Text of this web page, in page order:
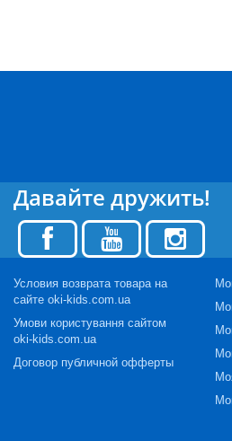
Давайте дружить!
Условия возврата товара на
сайте oki-kids.com.ua
Умови користування сайтом
oki-kids.com.ua
Договор публичной офферты